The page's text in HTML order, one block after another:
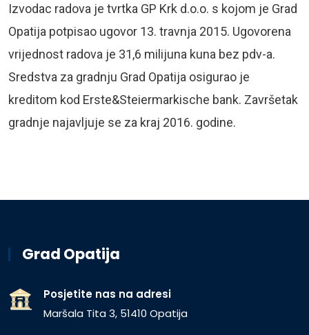
Izvodac radova je tvrtka GP Krk d.o.o. s kojom je Grad
Opatija potpisao ugovor 13. travnja 2015. Ugovorena
vrijednost radova je 31,6 milijuna kuna bez pdv-a.
Sredstva za gradnju Grad Opatija osigurao je
kreditom kod Erste&Steiermarkische bank. Završetak
gradnje najavljuje se za kraj 2016. godine.
Grad Opatija
Posjetite nas na adresi
Maršala Tita 3, 51410 Opatija